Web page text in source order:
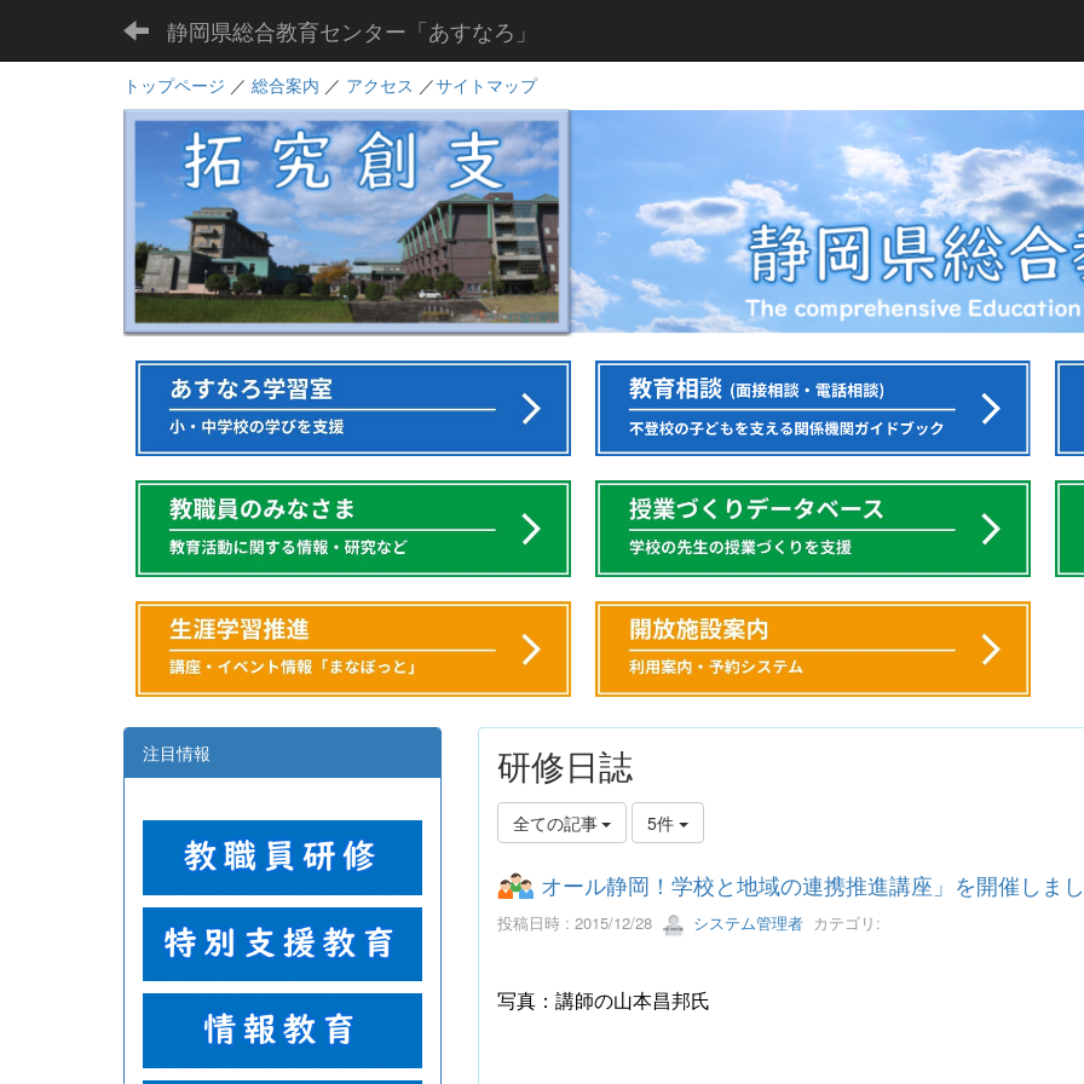
静岡県総合教育センター「あすなろ」
トップページ ／ 総合案内 ／ アクセス ／サイトマップ
研修日誌
全ての記事 5件
オール静岡！学校と地域の連携推進講座」を開催しま
投稿日時 : 2015/12/28 システム管理者カテゴリ:
写真：講師の山本昌邦氏
注目情報